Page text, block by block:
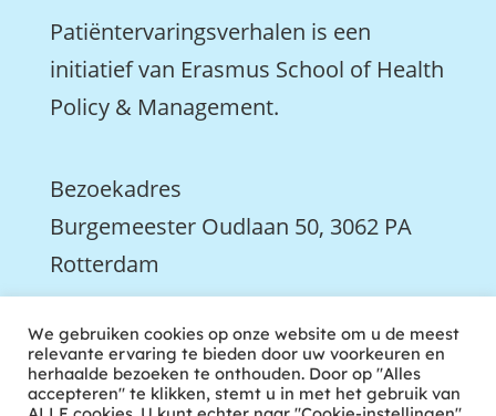
Patiëntervaringsverhalen is een
initiatief van Erasmus School of Health
Policy & Management.
Bezoekadres
Burgemeester Oudlaan 50, 3062 PA
Rotterdam
 We zijn ook actief op LinkedIn
We gebruiken cookies op onze website om u de meest
relevante ervaring te bieden door uw voorkeuren en
herhaalde bezoeken te onthouden. Door op "Alles
accepteren" te klikken, stemt u in met het gebruik van